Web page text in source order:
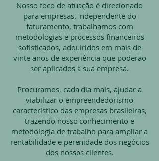
Nosso foco de atuação é direcionado
para empresas. Independente do
faturamento, trabalhamos com
metodologias e processos financeiros
sofisticados, adquiridos em mais de
vinte anos de experiência que poderão
ser aplicados à sua empresa.
Procuramos, cada dia mais, ajudar a
viabilizar o empreendedorismo
característico das empresas brasileiras,
trazendo nosso conhecimento e
metodologia de trabalho para ampliar a
rentabilidade e perenidade dos negócios
dos nossos clientes.